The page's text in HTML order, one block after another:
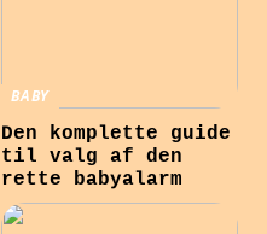
BABY
Den komplette guide
til valg af den
rette babyalarm